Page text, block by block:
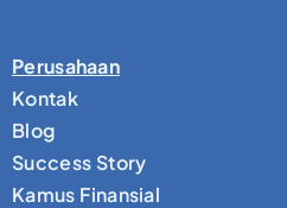
Perusahaan
Kontak
Blog
Success Story
Kamus Finansial